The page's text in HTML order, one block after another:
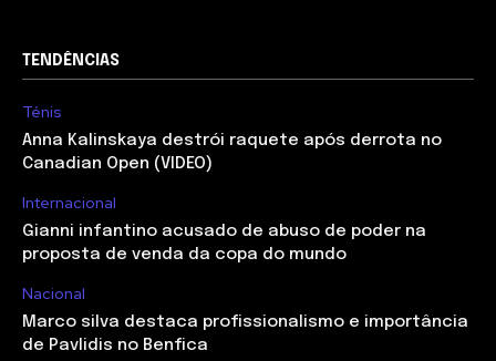
TENDÊNCIAS
Ténis
Anna Kalinskaya destrói raquete após derrota no
Canadian Open (VIDEO)
Internacional
Gianni infantino acusado de abuso de poder na
proposta de venda da copa do mundo
Nacional
Marco silva destaca profissionalismo e importância
de Pavlidis no Benfica